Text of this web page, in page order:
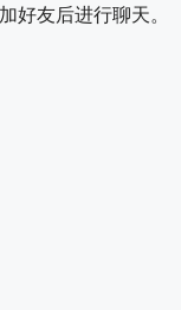
好友后进行聊天。